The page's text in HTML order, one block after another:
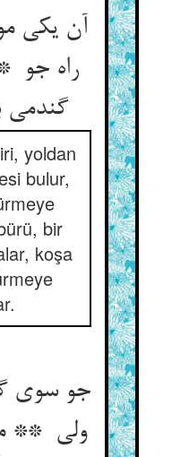
آن یکی
راه جو
گندمی بگرفت و دو
yoldan
bulur,
bir
koşa
جو سوی
ولی **